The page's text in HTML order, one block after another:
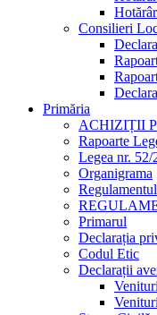
Consilieri
Primăria
ACHIZIȚII
Rapoarte
Legea nr. 52/
Organigrama
Primarul
Declarația
Codul Etic
Declarații